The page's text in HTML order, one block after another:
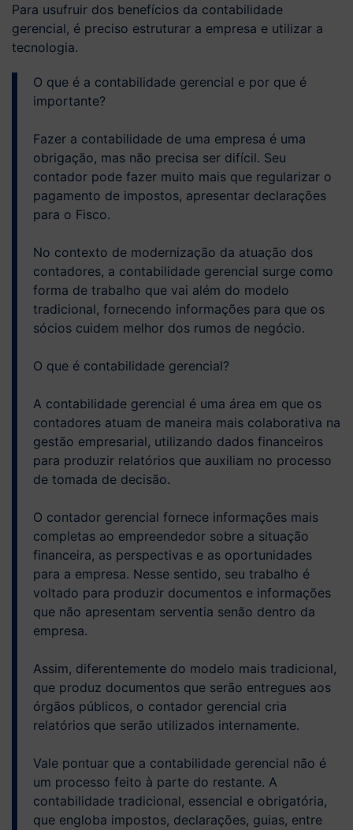
Para usufruir dos benefícios da contabilidade
gerencial, é preciso estruturar a empresa e utilizar a
tecnologia.
O que é a contabilidade gerencial e por que é
importante?
Fazer a contabilidade de uma empresa é uma
obrigação, mas não precisa ser difícil. Seu
contador pode fazer muito mais que regularizar o
pagamento de impostos, apresentar declarações
para o Fisco.
No contexto de modernização da atuação dos
contadores, a contabilidade gerencial surge como
forma de trabalho que vai além do modelo
tradicional, fornecendo informações para que os
sócios cuidem melhor dos rumos de negócio.
O que é contabilidade gerencial?
A contabilidade gerencial é uma área em que os
contadores atuam de maneira mais colaborativa na
gestão empresarial, utilizando dados financeiros
para produzir relatórios que auxiliam no processo
de tomada de decisão.
O contador gerencial fornece informações mais
completas ao empreendedor sobre a situação
financeira, as perspectivas e as oportunidades
para a empresa. Nesse sentido, seu trabalho é
voltado para produzir documentos e informações
que não apresentam serventia senão dentro da
empresa.
Assim, diferentemente do modelo mais tradicional,
que produz documentos que serão entregues aos
órgãos públicos, o contador gerencial cria
relatórios que serão utilizados internamente.
Vale pontuar que a contabilidade gerencial não é
um processo feito à parte do restante. A
contabilidade tradicional, essencial e obrigatória,
que engloba impostos, declarações, guias, entre